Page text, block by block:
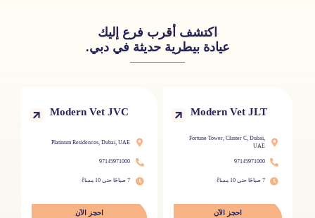
اكتشف أقرب فرع إليك
عيادة بيطرية حديثة في دبي.
Modern Vet JLT
Fortune Tower, Cluster C, Dubai,
UAE
97145971000
7 صباحًا حتى 10 مساءً
احجز الآن
Modern Vet JVC
Platinum Residences, Dubai, UAE
97145971000
7 صباحًا حتى 10 مساءً
احجز الآن